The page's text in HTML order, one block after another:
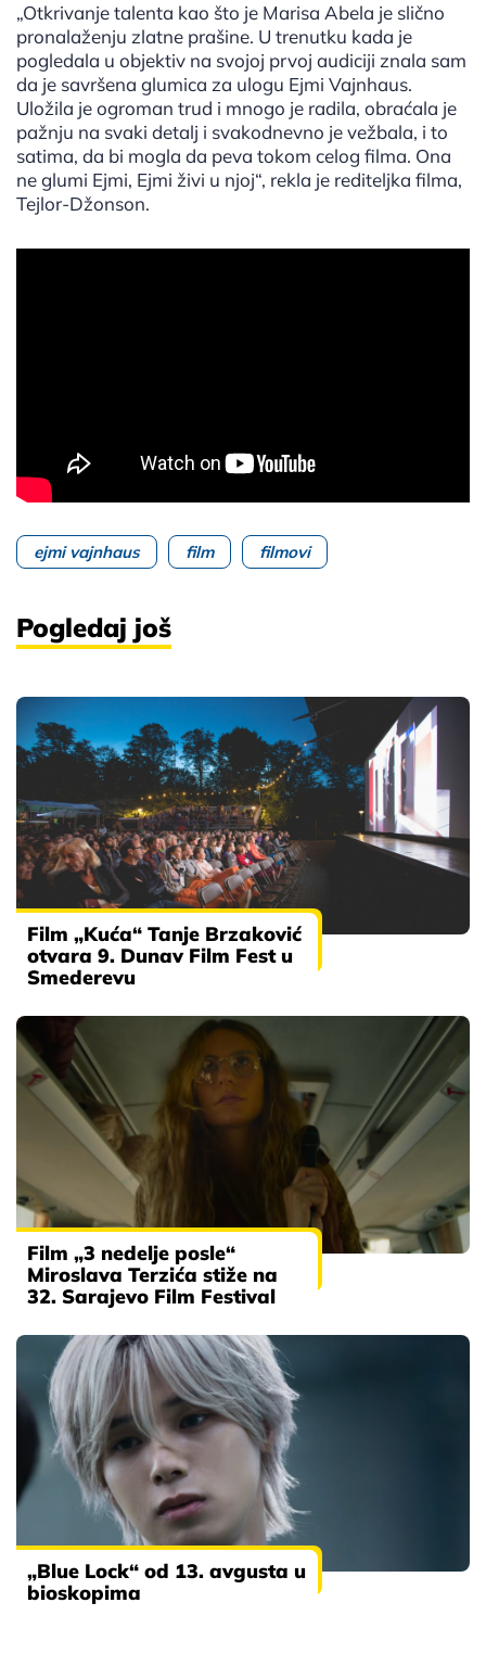
„Otkrivanje talenta kao što je Marisa Abela je slično
pronalaženju zlatne prašine. U trenutku kada je
pogledala u objektiv na svojoj prvoj audiciji znala sam
da je savršena glumica za ulogu Ejmi Vajnhaus.
Uložila je ogroman trud i mnogo je radila, obraćala je
pažnju na svaki detalj i svakodnevno je vežbala, i to
satima, da bi mogla da peva tokom celog filma. Ona
ne glumi Ejmi, Ejmi živi u njoj“, rekla je rediteljka filma,
Tejlor-Džonson.
ejmi vajnhaus film filmovi
Pogledaj još
Film „Kuća“ Tanje Brzaković
otvara 9. Dunav Film Fest u
Smederevu
Film „3 nedelje posle“
Miroslava Terzića stiže na
32. Sarajevo Film Festival
„Blue Lock“ od 13. avgusta u
bioskopima